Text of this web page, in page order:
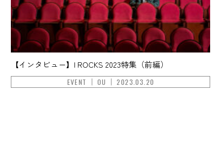
【インタビュー】I ROCKS 2023特集（前編）
EVENT OU 2023.03.20